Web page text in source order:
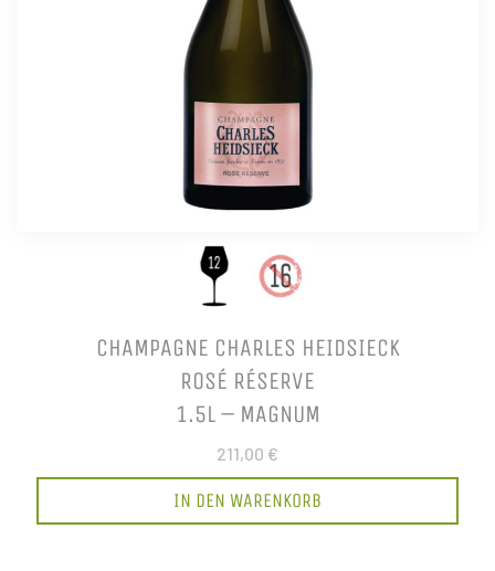
CHAMPAGNE CHARLES HEIDSIECK
ROSÉ RÉSERVE
1.5L – MAGNUM
211,00 €
IN DEN WARENKORB